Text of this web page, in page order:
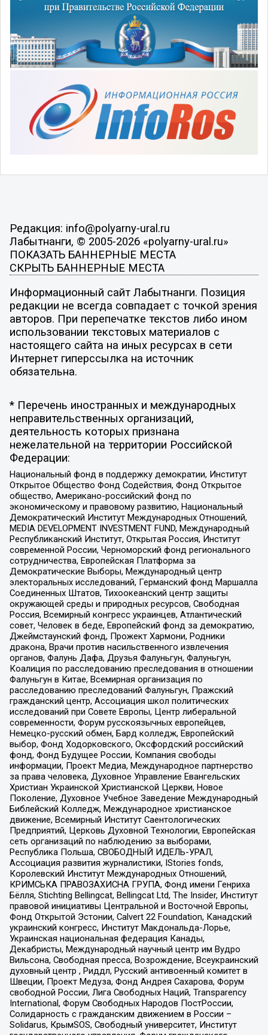
Редакция: info@polyarny-ural.ru
Лабытнанги, © 2005-2026 «polyarny-ural.ru»
ПОКАЗАТЬ БАННЕРНЫЕ МЕСТА
СКРЫТЬ БАННЕРНЫЕ МЕСТА
Информационный сайт Лабытнанги. Позиция
редакции не всегда совпадает с точкой зрения
авторов. При перепечатке текстов либо ином
использовании текстовых материалов с
настоящего сайта на иных ресурсах в сети
Интернет гиперссылка на источник
обязательна.
* Перечень иностранных и международных
неправительственных организаций,
деятельность которых признана
нежелательной на территории Российской
Федерации:
Национальный фонд в поддержку демократии, Институт
Открытое Общество Фонд Содействия, Фонд Открытое
общество, Американо-российский фонд по
экономическому и правовому развитию, Национальный
Демократический Институт Международных Отношений,
MEDIA DEVELOPMENT INVESTMENT FUND, Международный
Республиканский Институт, Открытая Россия, Институт
современной России, Черноморский фонд регионального
сотрудничества, Европейская Платформа за
Демократические Выборы, Международный центр
электоральных исследований, Германский фонд Маршалла
Соединенных Штатов, Тихоокеанский центр защиты
окружающей среды и природных ресурсов, Свободная
Россия, Всемирный конгресс украинцев, Атлантический
совет, Человек в беде, Европейский фонд за демократию,
Джеймстаунский фонд, Прожект Хармони, Родники
дракона, Врачи против насильственного извлечения
органов, Фалунь Дафа, Друзья Фалуньгун, Фалуньгун,
Коалиция по расследованию преследования в отношении
Фалуньгун в Китае, Всемирная организация по
расследованию преследований Фалуньгун, Пражский
гражданский центр, Ассоциация школ политических
исследований при Совете Европы, Центр либеральной
современности, Форум русскоязычных европейцев,
Немецко-русский обмен, Бард колледж, Европейский
выбор, Фонд Ходорковского, Оксфордский российский
фонд, Фонд Будущее России, Компания свободы
информации, Проект Медиа, Международное партнерство
за права человека, Духовное Управление Евангельских
Христиан Украинской Христианской Церкви, Новое
Поколение, Духовное Учебное Заведение Международный
Библейский Колледж, Международное христианское
движение, Всемирный Институт Саентологических
Предприятий, Церковь Духовной Технологии, Европейская
сеть организаций по наблюдению за выборами,
Республика Польша, СВОБОДНЫЙ ИДЕЛЬ-УРАЛ,
Ассоциация развития журналистики, IStories fonds,
Королевский Институт Международных Отношений,
КРИМСЬКА ПРАВОЗАХИСНА ГРУПА, Фонд имени Генриха
Бёлля, Stichting Bellingcat, Bellingcat Ltd, The Insider, Институт
правовой инициативы Центральной и Восточной Европы,
Фонд Открытой Эстонии, Calvert 22 Foundation, Канадский
украинский конгресс, Институт Макдональда-Лорье,
Украинская национальная федерация Канады,
Декабристы, Международный научный центр им Вудро
Вильсона, Свободная пресса, Возрождение, Всеукраинский
духовный центр , Риддл, Русский антивоенный комитет в
Швеции, Проект Медуза, Фонд Андрея Сахарова, Форум
свободной России, Лига Свободных Наций, Transparеncy
International, Форум Свободных Народов ПостРоссии,
Солидарность с гражданским движением в России –
Solidarus, КрымSOS, Свободный университет, Институт